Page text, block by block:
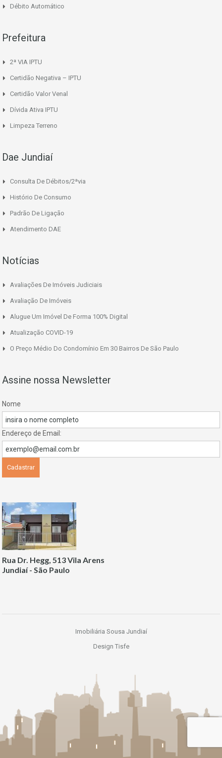
Débito Automático
Prefeitura
2ª VIA IPTU
Certidão Negativa – IPTU
Certidão Valor Venal
Dívida Ativa IPTU
Limpeza Terreno
Dae Jundiaí
Consulta De Débitos/2ªvia
Histório De Consumo
Padrão De Ligação
Atendimento DAE
Notícias
Avaliações De Imóveis Judiciais
Avaliação De Imóveis
Alugue Um Imóvel De Forma 100% Digital
Atualização COVID-19
O Preço Médio Do Condomínio Em 30 Bairros De São Paulo
Assine nossa Newsletter
Nome
Endereço de Email:
Rua Dr. Hegg, 513 Vila Arens
Jundiaí - São Paulo
Imobiliária Sousa Jundiaí
Design Tisfe